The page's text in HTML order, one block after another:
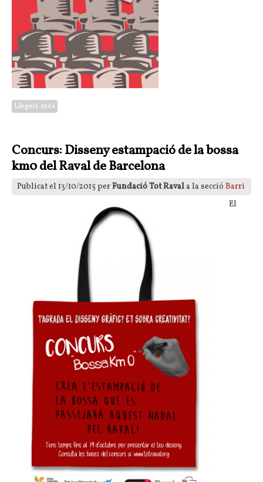
Llegeix més
Concurs: Disseny estampació de la bossa
km0 del Raval de Barcelona
Publicat el 13/10/2015 perFundació Tot Ravala la secció Barri
El